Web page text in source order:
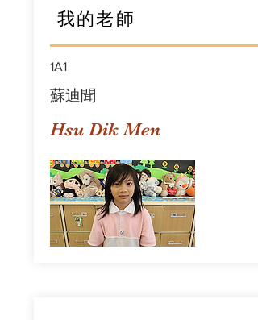
我的老師
1A1
蘇迪聞
Hsu Dik Men